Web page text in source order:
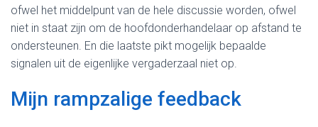
ofwel het middelpunt van de hele discussie worden, ofwel
niet in staat zijn om de hoofdonderhandelaar op afstand te
ondersteunen. En die laatste pikt mogelijk bepaalde
signalen uit de eigenlijke vergaderzaal niet op.
Mijn rampzalige feedback